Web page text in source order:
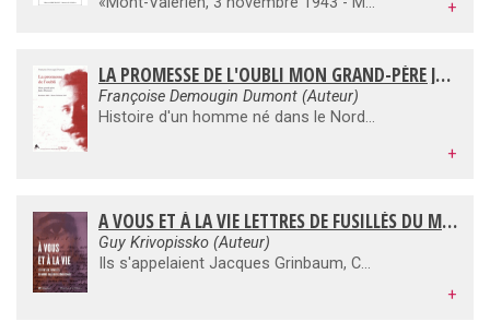
+
LA PROMESSE DE L'OUBLI MON GRAND-PÈRE JULES DUMONT : ROUBAIX 1888, MONT VALÉRIEN 1943
Françoise Demougin Dumont (Auteur)
Histoire d'un homme né dans le Nord de la France dans un milieu ouvrier. Il est acteur des événements de la première moitié du XXe siècle en France, Espagne, Macédoine, Turquie, Maroc, Algérie et Abyssinie. Pacifiste et humaniste, il combat toute sa vie dans les différentes guerres.
+
A VOUS ET À LA VIE LETTRES DE FUSILLÉS DU MONT-VALÉRIEN, 1940-1944
Guy Krivopissko (Auteur)
Ils s'appelaient Jacques Grinbaum, Christian Rizo, Léonce Laval, Honoré d'Estienne d'Orves, Robert Beck, Pierre Bolzer, André Cholet, Maurice Couderchet, Georges Geoffroy, Michel Manouchian, Joseph Epstein. Ils sont des milliers de résistants, célèbres ou anonymes, âgés de 17 à 97 ans, fusillés par les Allemands au fort du Mont-Valérien pendant l'Occupation de 1940 à 1944. Dans l'attente de la mort, ils adressent à leur famille, à l'être aimé, à leurs amis leur dernière lettre. A la dernière heure, ils disent leur amour, affirment leur foi, se soucient de leurs proches. Ils ne regrettent rien. Passés au crible de la censure ou transmis en cachette, leurs mots sont l'ultime acte de résistance d'hommes restés debout face à leur destin. Dans l'esprit des Lettres de fusillés. La vie à en mourir, et à l'occasion de la nouvelle muséographie du Mont-Valérien, Les Fusillés du Mont-Valérien regroupent une nouvelle sélection de ces lettres de résistants réunies par le musée de la Résistance nationale.
+